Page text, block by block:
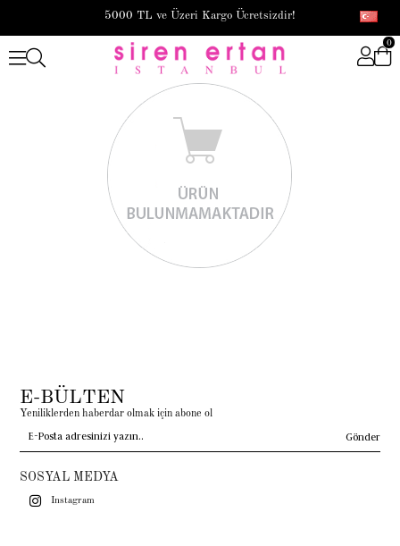
5000 TL ve Üzeri Kargo Ücretsizdir!
0
E-BÜLTEN
Yeniliklerden haberdar olmak için abone ol
Gönder
SOSYAL MEDYA
Instagram